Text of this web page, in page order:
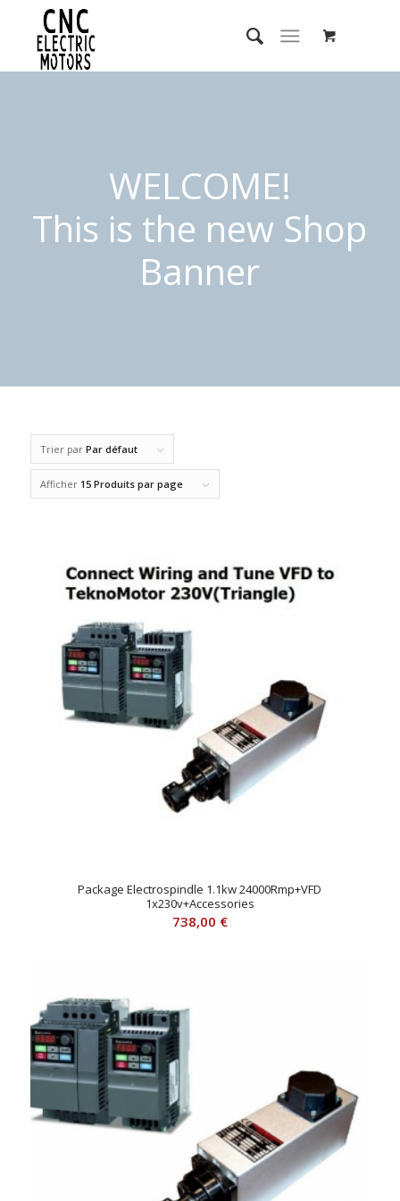
WELCOME!
This is the new Shop
Banner
Trier par Par défaut
Afficher 15 Produits par page
Package Electrospindle 1.1kw 24000Rmp+VFD
1x230v+Accessories
738,00 €